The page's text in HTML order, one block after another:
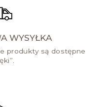
WYSYŁKA
produkty są dostępne